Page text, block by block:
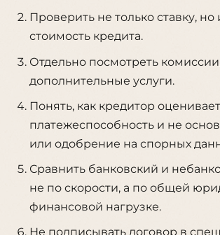
Проверить не только ставку,
стоимость кредита.
Отдельно посмотреть
дополнительные услуги.
Понять, как кредитор
платежеспособность и не
или одобрение на спорных
Сравнить банковский и
не по скорости, а по общей
финансовой нагрузке.
Не подписывать договор в